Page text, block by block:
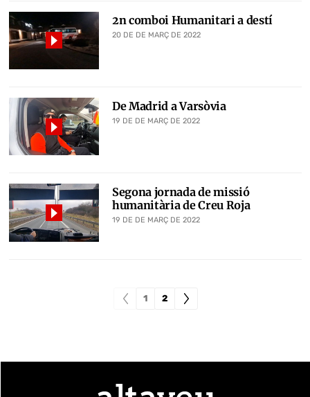
2n comboi Humanitari a destí
20 DE DE MARÇ DE 2022
De Madrid a Varsòvia
19 DE DE MARÇ DE 2022
Segona jornada de missió
humanitària de Creu Roja
19 DE DE MARÇ DE 2022
1 2